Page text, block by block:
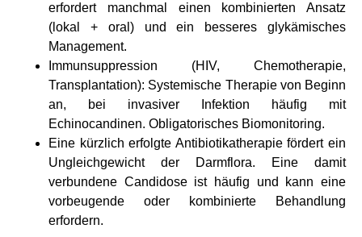
erfordert manchmal einen kombinierten Ansatz
(lokal + oral) und ein besseres glykämisches
Management.
Immunsuppression (HIV, Chemotherapie,
Transplantation): Systemische Therapie von Beginn
an, bei invasiver Infektion häufig mit
Echinocandinen. Obligatorisches Biomonitoring.
Eine kürzlich erfolgte Antibiotikatherapie fördert ein
Ungleichgewicht der Darmflora. Eine damit
verbundene Candidose ist häufig und kann eine
vorbeugende oder kombinierte Behandlung
erfordern.